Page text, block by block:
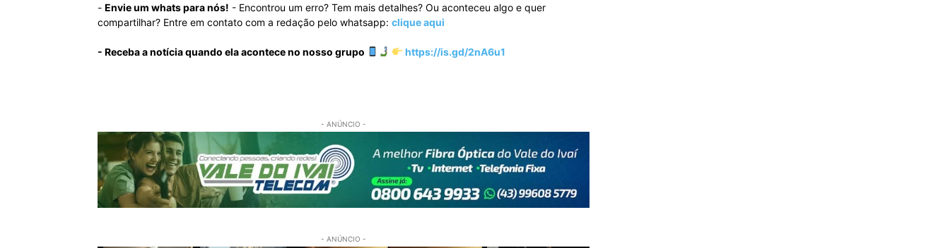
- Envie um whats para nós! - Encontrou um erro? Tem mais detalhes? Ou aconteceu algo e quer
compartilhar? Entre em contato com a redação pelo whatsapp: clique aqui
- Receba a notícia quando ela acontece no nosso grupo https://is.gd/2nA6u1
- ANÚNCIO -
- ANÚNCIO -